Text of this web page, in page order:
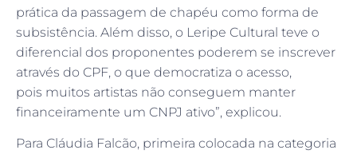
prática da passagem de chapéu como forma de
subsistência. Além disso, o Leripe Cultural teve o
diferencial dos proponentes poderem se inscrever
através do CPF, o que democratiza o acesso,
pois muitos artistas não conseguem manter
financeiramente um CNPJ ativo”, explicou.
Para Cláudia Falcão, primeira colocada na categoria